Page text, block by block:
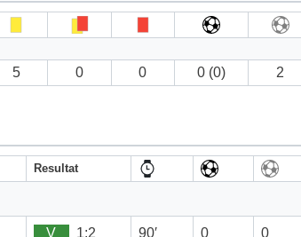
5 0 0 0 (0) 2
Resultat
V 1:2 90′ 0 0